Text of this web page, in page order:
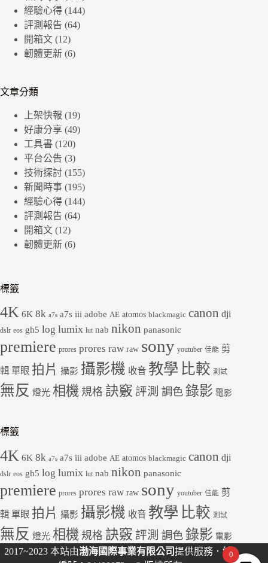
經驗心得 (144)
評測報告 (64)
開箱文 (12)
韌體更新 (6)
文章分類
上架快報 (19)
好康分享 (49)
工具書 (120)
平台公告 (3)
技術探討 (155)
新聞時事 (195)
經驗心得 (144)
評測報告 (64)
開箱文 (12)
韌體更新 (6)
標籤
4K 6K 8k a7s a7s iii adobe AE atomos blackmagic canon dji
dslr eos gh5 log lumix lut nab nikon panasonic
premiere prores prores raw raw sony youtuber 佳能 剪
輯 單眼 拍片 攝影 攝影機 收音 教學 比較 測試
無反 燈光 相機 規格 訣竅 評測 調色 錄影 電影
標籤
4K 6K 8k a7s a7s iii adobe AE atomos blackmagic canon dji
dslr eos gh5 log lumix lut nab nikon panasonic
premiere prores prores raw raw sony youtuber 佳能 剪
輯 單眼 拍片 攝影 攝影機 收音 教學 比較 測試
無反 燈光 相機 規格 訣竅 評測 調色 錄影 電影
2017~2023 本站由渤海國際事業有限公司提供服務．統0